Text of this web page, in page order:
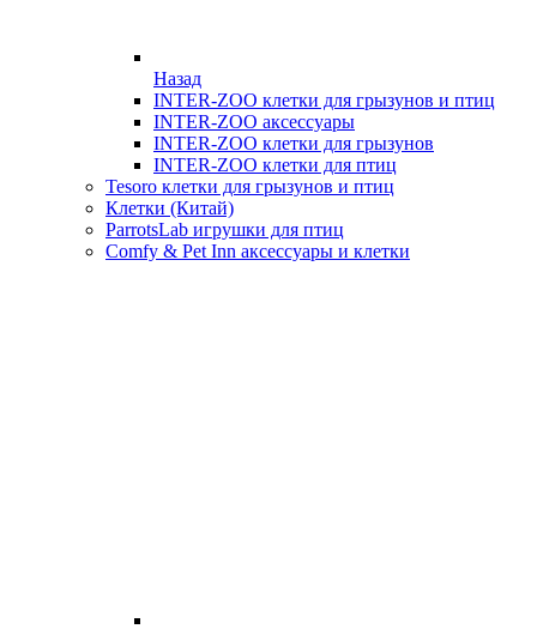
Назад
INTER-ZOO клетки для грызунов и птиц
INTER-ZOO аксессуары
INTER-ZOO клетки для грызунов
INTER-ZOO клетки для птиц
Tesoro клетки для грызунов и птиц
Клетки (Китай)
ParrotsLab игрушки для птиц
Comfy & Pet Inn аксессуары и клетки